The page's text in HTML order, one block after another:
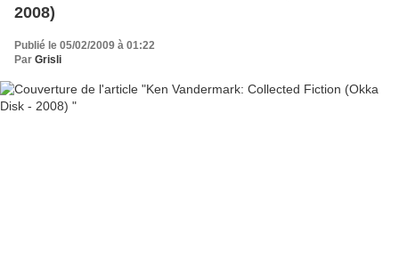
2008)
Publié le 05/02/2009 à 01:22
Par Grisli